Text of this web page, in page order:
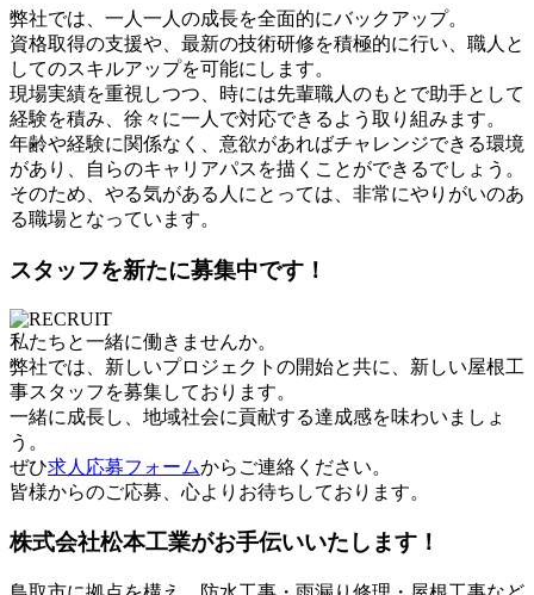
弊社では、一人一人の成長を全面的にバックアップ。
資格取得の支援や、最新の技術研修を積極的に行い、職人と
してのスキルアップを可能にします。
現場実績を重視しつつ、時には先輩職人のもとで助手として
経験を積み、徐々に一人で対応できるよう取り組みます。
年齢や経験に関係なく、意欲があればチャレンジできる環境
があり、自らのキャリアパスを描くことができるでしょう。
そのため、やる気がある人にとっては、非常にやりがいのあ
る職場となっています。
スタッフを新たに募集中です！
私たちと一緒に働きませんか。
弊社では、新しいプロジェクトの開始と共に、新しい屋根工
事スタッフを募集しております。
一緒に成長し、地域社会に貢献する達成感を味わいましょ
う。
ぜひ求人応募フォームからご連絡ください。
皆様からのご応募、心よりお待ちしております。
株式会社松本工業がお手伝いいたします！